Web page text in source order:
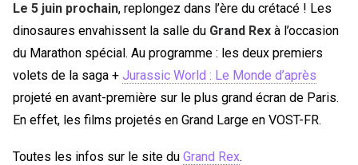
Le 5 juin prochain, replongez dans l’ère du crétacé ! Les
dinosaures envahissent la salle du Grand Rex à l’occasion
du Marathon spécial. Au programme : les deux premiers
volets de la saga + Jurassic World : Le Monde d’après
projeté en avant-première sur le plus grand écran de Paris.
En effet, les films projetés en Grand Large en VOST-FR.
Toutes les infos sur le site du Grand Rex.